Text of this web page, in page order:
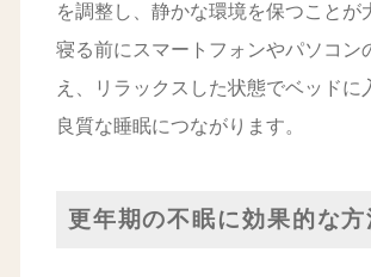
を調整し、静かな環境を保つことが
寝る前にスマートフォンやパソコン
え、リラックスした状態でベッドに
良質な睡眠につながります。
更年期の不眠に効果的な方